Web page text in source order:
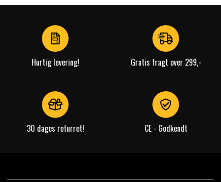
1
Hurtig levering! Gratis fragt over 299,-
30 dages returret! CE - Godkendt